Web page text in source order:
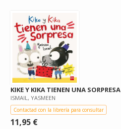
KIKE Y KIKA TIENEN UNA SORPRESA
ISMAIL, YASMEEN
Contactad con la librería para consultar
11,95 €